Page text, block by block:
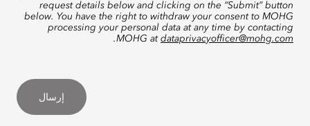
request details below and clicking on the “Submit” button
below. You have the right to withdraw your consent to MOHG
processing your personal data at any time by contacting
MOHG at dataprivacyofficer@mohg.com
.
إرسال